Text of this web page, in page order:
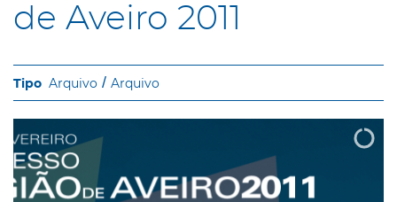
de Aveiro 2011
Arquivo Arquivo